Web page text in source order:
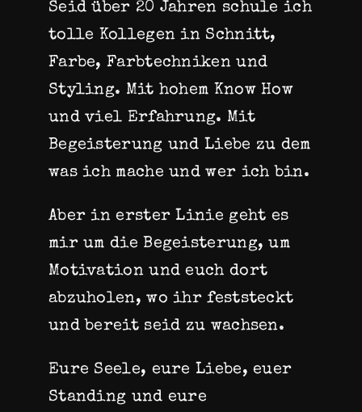
Seid über 20 Jahren schule ich
tolle Kollegen in Schnitt,
Farbe, Farbtechniken und
Styling. Mit hohem Know How
und viel Erfahrung. Mit
Begeisterung und Liebe zu dem
was ich mache und wer ich bin.
Aber in erster Linie geht es
mir um die Begeisterung, um
Motivation und euch dort
abzuholen, wo ihr feststeckt
und bereit seid zu wachsen.
Eure Seele, eure Liebe, euer
Standing und eure